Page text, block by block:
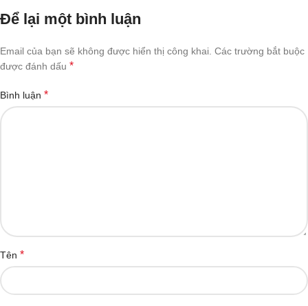
Để lại một bình luận
Email của bạn sẽ không được hiển thị công khai. Các trường bắt buộc
được đánh dấu *
Bình luận *
Tên *